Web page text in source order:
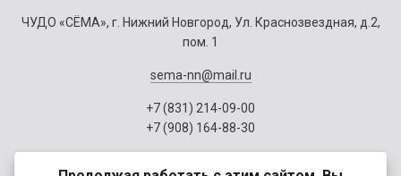
ЧУДО «СЁМА», г. Нижний Новгород, Ул. Краснозвездная, д.2,
пом. 1
sema-nn@mail.ru
+7 (831) 214-09-00
+7 (908) 164-88-30